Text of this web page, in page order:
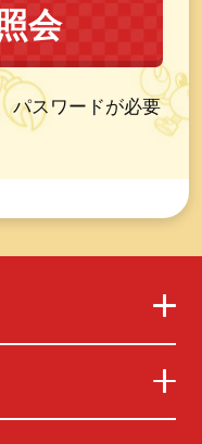
会
パスワードが必要